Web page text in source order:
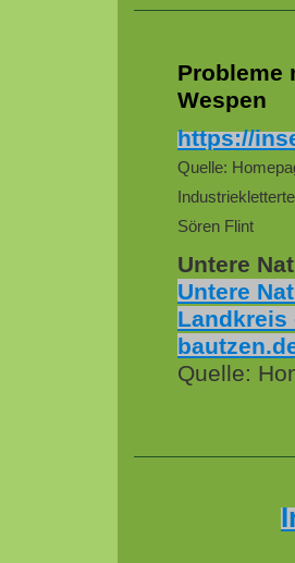
Probleme
Wespen
https://
Quelle:
Sören Flint
Untere
Untere
Landkreis
Quelle: